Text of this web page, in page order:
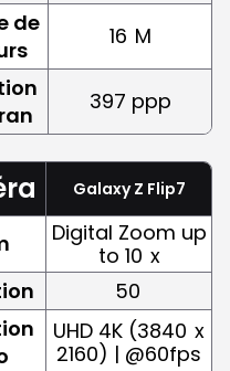
de
16 M
397 ppp
Galaxy Z Flip7
Digital Zoom up
to 10 x
50
UHD 4K (3840 x
2160) | @60fps